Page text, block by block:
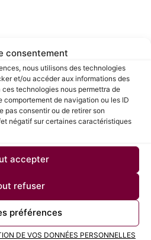
consentement
nous utilisons des technologies
et/ou accéder aux informations des
technologies nous permettra de
comportement de navigation ou les ID
pas consentir ou de retirer son
négatif sur certaines caractéristiques
accepter
refuser
préférences
DE VOS DONNÉES PERSONNELLES